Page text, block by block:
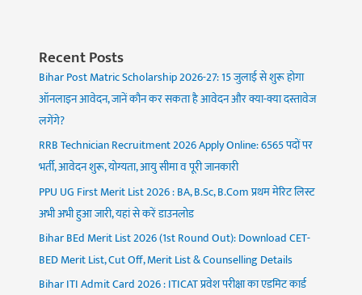
Recent Posts
Bihar Post Matric Scholarship 2026-27: 15 जुलाई से शुरू होगा
ऑनलाइन आवेदन, जानें कौन कर सकता है आवेदन और क्या-क्या दस्तावेज
लगेंगे?
RRB Technician Recruitment 2026 Apply Online: 6565 पदों पर
भर्ती, आवेदन शुरू, योग्यता, आयु सीमा व पूरी जानकारी
PPU UG First Merit List 2026 : BA, B.Sc, B.Com प्रथम मेरिट लिस्ट
अभी अभी हुआ जारी, यहां से करें डाउनलोड
Bihar BEd Merit List 2026 (1st Round Out): Download CET-
BED Merit List, Cut Off, Merit List & Counselling Details
Bihar ITI Admit Card 2026 : ITICAT प्रवेश परीक्षा का एडमिट कार्ड